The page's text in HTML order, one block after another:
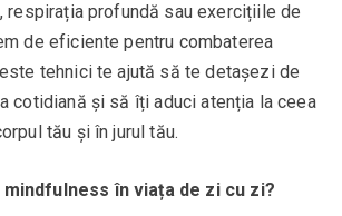
respirația profundă sau exercițiile de
de eficiente pentru combaterea
tehnici te ajută să te detașezi de
cotidiană și să îți aduci atenția la ceea
tău și în jurul tău.
în viața de zi cu zi?